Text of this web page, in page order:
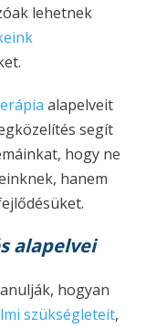
lehetnek
alapelveit
segít
hogy ne
hanem
alapelvei
hogyan
szükségleteit,